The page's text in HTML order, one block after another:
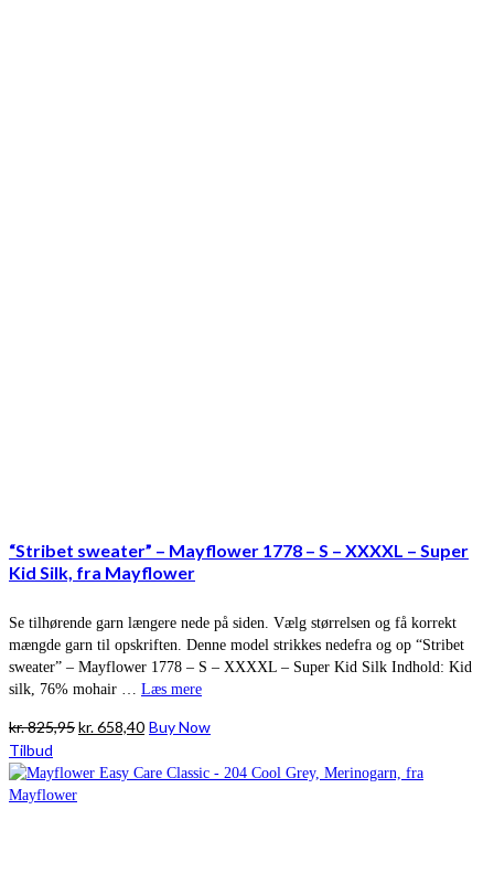
“Stribet sweater” – Mayflower 1778 – S – XXXXL – Super
Kid Silk, fra Mayflower
Se tilhørende garn længere nede på siden. Vælg størrelsen og få korrekt
mængde garn til opskriften. Denne model strikkes nedefra og op “Stribet
sweater” – Mayflower 1778 – S – XXXXL – Super Kid Silk Indhold: Kid
silk, 76% mohair … Læs mere
kr.825,95Den
pris
kr.658,40Den
pris
Buy Now
Tilbud